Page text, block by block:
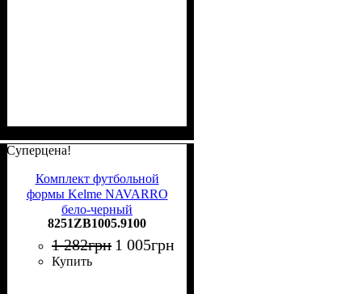
Суперцена!
Комплект футбольной
формы Kelme NAVARRO
бело-черный
8251ZB1005.9100
8251ZB1005.9100
1 282грн 1 005грн
Купить